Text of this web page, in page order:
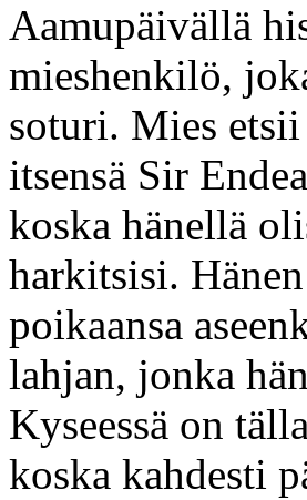
Aamupäivällä
mieshenkilö,
soturi. Mies
itsensä Sir
koska hänellä
harkitsisi.
poikaansa
lahjan, jonka
Kyseessä on
koska kahdesti